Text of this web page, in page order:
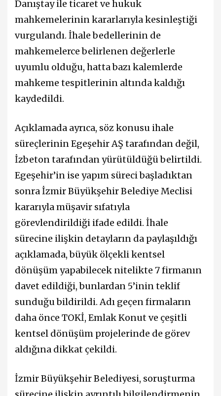
Danıştay ile ticaret ve hukuk
mahkemelerinin kararlarıyla kesinleştiği
vurgulandı. İhale bedellerinin de
mahkemelerce belirlenen değerlerle
uyumlu olduğu, hatta bazı kalemlerde
mahkeme tespitlerinin altında kaldığı
kaydedildi.
Açıklamada ayrıca, söz konusu ihale
süreçlerinin Egeşehir AŞ tarafından değil,
İzbeton tarafından yürütüldüğü belirtildi.
Egeşehir’in ise yapım süreci başladıktan
sonra İzmir Büyükşehir Belediye Meclisi
kararıyla müşavir sıfatıyla
görevlendirildiği ifade edildi. İhale
sürecine ilişkin detayların da paylaşıldığı
açıklamada, büyük ölçekli kentsel
dönüşüm yapabilecek nitelikte 7 firmanın
davet edildiği, bunlardan 5’inin teklif
sunduğu bildirildi. Adı geçen firmaların
daha önce TOKİ, Emlak Konut ve çeşitli
kentsel dönüşüm projelerinde de görev
aldığına dikkat çekildi.
İzmir Büyükşehir Belediyesi, soruşturma